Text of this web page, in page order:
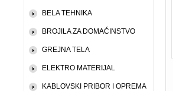
BELA TEHNIKA
BROJILA ZA DOMAĆINSTVO
GREJNA TELA
ELEKTRO MATERIJAL
KABLOVSKI PRIBOR I OPREMA